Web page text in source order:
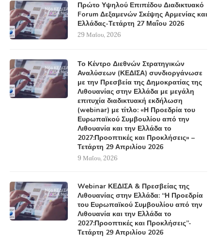
Πρώτο Υψηλού Επιπέδου Διαδικτυακό
Forum Δεξαμενών Σκέψης Αρμενίας και
Ελλάδας-Τετάρτη 27 Μαΐου 2026
29 Μαΐου, 2026
Το Κέντρο Διεθνών Στρατηγικών
Αναλύσεων (ΚΕΔΙΣΑ) συνδιοργάνωσε
με την Πρεσβεία της Δημοκρατίας της
Λιθουανίας στην Ελλάδα με μεγάλη
επιτυχία διαδικτυακή εκδήλωση
(webinar) με τίτλο: «Η Προεδρία του
Ευρωπαϊκού Συμβουλίου από την
Λιθουανία και την Ελλάδα το
2027:Προοπτικές και Προκλήσεις» –
Τετάρτη 29 Απριλίου 2026
9 Μαΐου, 2026
Webinar ΚΕΔΙΣΑ & Πρεσβείας της
Λιθουανίας στην Ελλάδα: “Η Προεδρία
του Ευρωπαϊκού Συμβουλίου από την
Λιθουανία και την Ελλάδα το
2027:Προοπτικές και Προκλήσεις”-
Τετάρτη 29 Απριλίου 2026